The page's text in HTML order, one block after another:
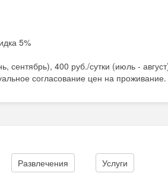
5%
сентябрь), 400 руб./сутки (июль -
согласование цен на проживание.
Развлечения Услуги